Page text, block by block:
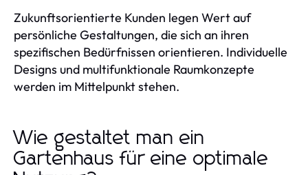
Zukunftsorientierte Kunden legen Wert auf
persönliche Gestaltungen, die sich an ihren
spezifischen Bedürfnissen orientieren. Individuelle
Designs und multifunktionale Raumkonzepte
werden im Mittelpunkt stehen.
Wie gestaltet man ein
Gartenhaus für eine optimale